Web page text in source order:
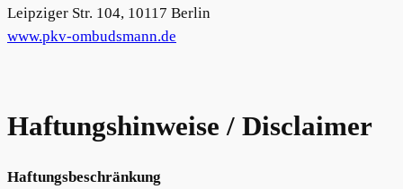
Leipziger Str. 104, 10117 Berlin
www.pkv-ombudsmann.de
Haftungshinweise / Disclaimer
Haftungsbeschränkung